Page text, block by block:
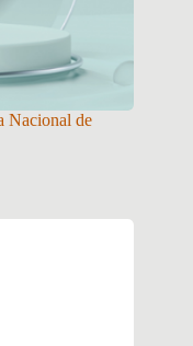
Nacional de